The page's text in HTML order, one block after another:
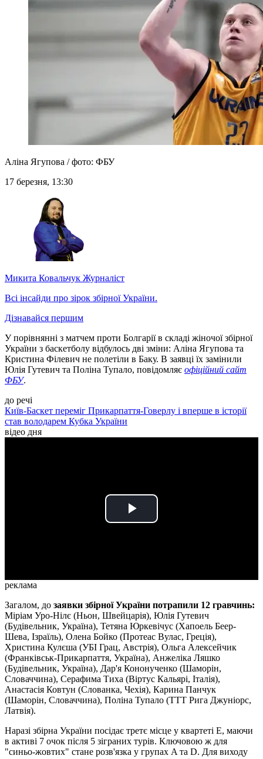
Аліна Ягупова / фото: ФБУ
17 березня, 13:30
Микита Ковальчук Журналіст
Всі інсайди про зірок збірної України.
Дізнавайся першим
У порівнянні з матчем проти Болгарії в складі жіночої збірної
України з баскетболу відбулось дві зміни: Аліна Ягупова та
Кристина Філевич не полетіли в Баку. В заявці їх замінили
Юлія Гутевич та Поліна Тупало, повідомляє офіційний сайт
ФБУ.
до речі
Київ-Баскет переміг Прикарпаття-Говерлу і вперше в історії
став володарем Кубка України
відео дня
Play
реклама
Загалом, до заявки збірної України потрапили 12 гравчинь:
Міріам Уро-Нілє (Ньон, Швейцарія), Юлія Гутевич
(Будівельник, Україна), Тетяна Юркевічус (Хапоель Беер-
Шева, Ізраїль), Олена Бойко (Протеас Вулас, Греція),
Христина Кулєша (УБІ Грац, Австрія), Ольга Алексейчик
(Франківськ-Прикарпаття, Україна), Анжеліка Ляшко
(Будівельник, Україна), Дар'я Кононученко (Шаморін,
Словаччина), Серафима Тиха (Віртус Кальярі, Італія),
Анастасія Ковтун (Слованка, Чехія), Карина Панчук
(Шаморін, Словаччина), Поліна Тупало (ТТТ Рига Джуніорс,
Латвія).
Наразі збірна України посідає третє місце у квартеті E, маючи
в активі 7 очок після 5 зіграних турів. Ключовою ж для
"синьо-жовтих" стане розв'язка у групах A та D. Для виходу